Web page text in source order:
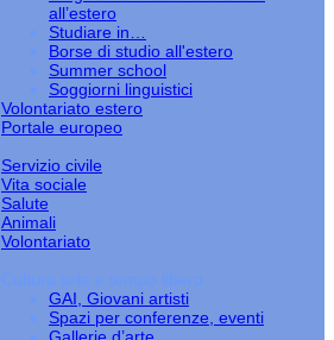
all’estero
Studiare in…
Borse di studio all'estero
Summer school
Soggiorni linguistici
Volontariato estero
Portale europeo
Servizio civile
Vita sociale
Salute
Animali
Volontariato
Cultura arte e tempo libero
GAI, Giovani artisti
Spazi per conferenze, eventi